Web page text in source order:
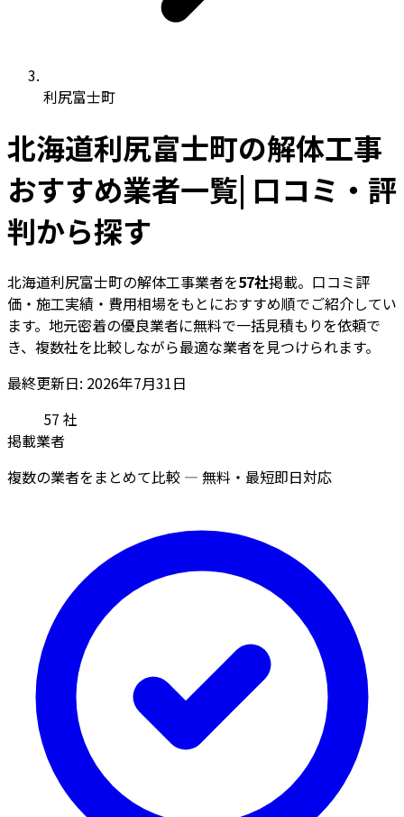
利尻富士町
北海道利尻富士町の解体工事
おすすめ業者一覧| 口コミ・評
判から探す
北海道利尻富士町の解体工事業者を57社掲載。口コミ評
価・施工実績・費用相場をもとにおすすめ順でご紹介してい
ます。地元密着の優良業者に無料で一括見積もりを依頼で
き、複数社を比較しながら最適な業者を見つけられます。
最終更新日: 2026年7月31日
57 社
掲載業者
複数の業者をまとめて比較 — 無料・最短即日対応